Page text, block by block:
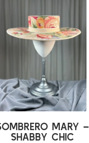
MARY –
SHABBY CHIC